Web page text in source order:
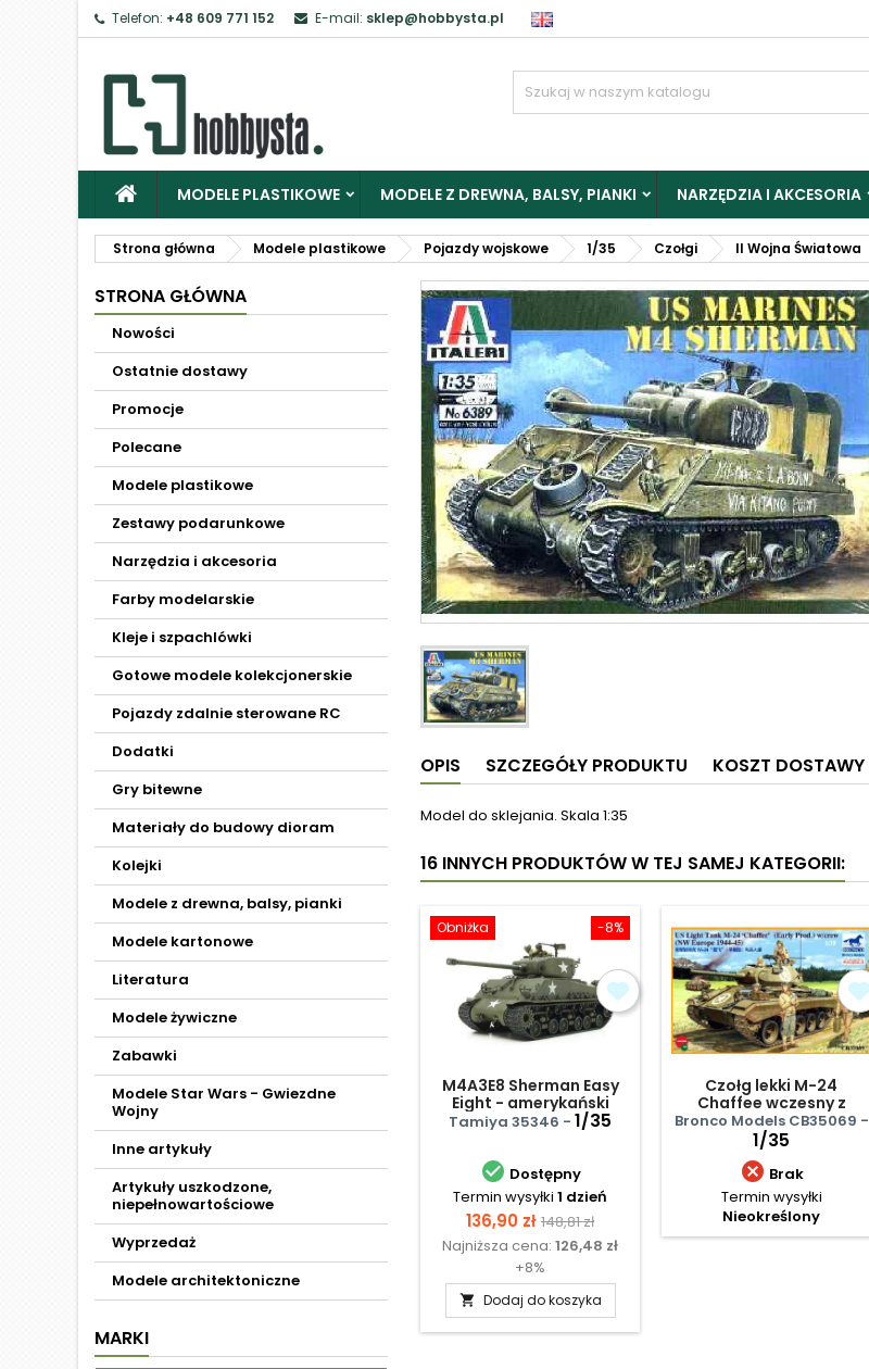
Telefon: +48 609 771 152 E-mail: sklep@hobbysta.pl
MODELE PLASTIKOWE MODELE Z DREWNA, BALSY, PIANKI NARZĘDZIA I AKCESORIA
Strona główna Modele plastikowe Pojazdy wojskowe 1/35 Czołgi II Wojna Światowa
STRONA GŁÓWNA
Nowości
Ostatnie dostawy
Promocje
Polecane
Modele plastikowe
Zestawy podarunkowe
Narzędzia i akcesoria
Farby modelarskie
Kleje i szpachlówki
Gotowe modele kolekcjonerskie
Pojazdy zdalnie sterowane RC
Dodatki
Gry bitewne
Materiały do budowy dioram
Kolejki
Modele z drewna, balsy, pianki
Modele kartonowe
Literatura
Modele żywiczne
Zabawki
Modele Star Wars - Gwiezdne
Wojny
Inne artykuły
Artykuły uszkodzone,
niepełnowartościowe
Wyprzedaż
Modele architektoniczne
MARKI
OPIS SZCZEGÓŁY PRODUKTU KOSZT DOSTAWY
Model do sklejania. Skala 1:35
16 INNYCH PRODUKTÓW W TEJ SAMEJ KATEGORII:
-8%
Obniżka
M4A3E8 Sherman Easy
Eight - amerykański
czołg średni
Tamiya 35346 - 1/35
 Dostępny
Termin wysyłki 1 dzień
Cena
136,90 zł Cena
podstawowa
148,81 zł
Najniższa cena: 126,48 zł
+8%
 Dodaj do koszyka
Czołg lekki M-24
Chaffee wczesny z
załogą - 1944-45
Bronco Models CB35069 -
1/35
 Brak
Termin wysyłki
Nieokreślony